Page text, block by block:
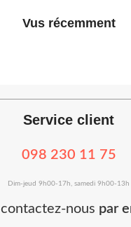
Vus récemment
Service client
098 230 11 75
Dim-jeud 9h00-17h, samedi 9h00-13h
contactez-nous par